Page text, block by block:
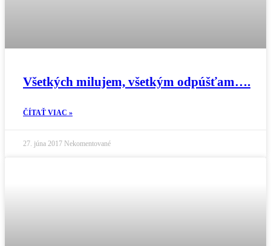
Všetkých milujem, všetkým odpúšťam….
ČÍTAŤ VIAC »
27. júna 2017 Nekomentované